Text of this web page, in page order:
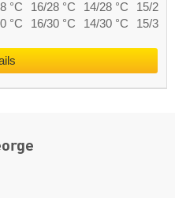
°C 16/28 °C 14/28 °C
15/28
°C 16/30 °C 14/30 °C 15/30